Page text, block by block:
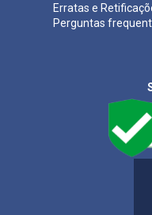
Erratas e
Perguntas